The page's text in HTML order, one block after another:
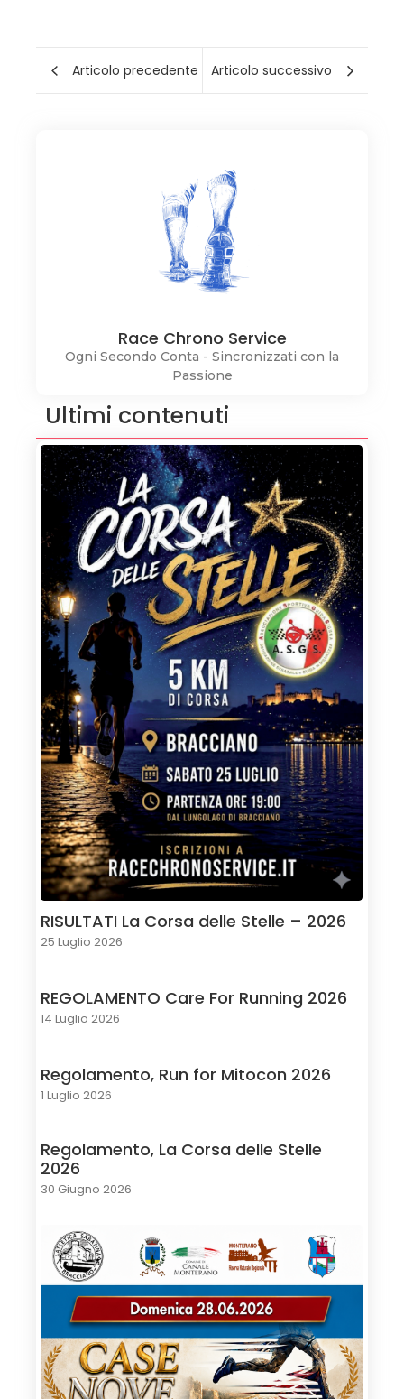
Articolo precedente Articolo successivo
Race Chrono Service
Ogni Secondo Conta - Sincronizzati con la
Passione
Ultimi contenuti
RISULTATI La Corsa delle Stelle – 2026
25 Luglio 2026
REGOLAMENTO Care For Running 2026
14 Luglio 2026
Regolamento, Run for Mitocon 2026
1 Luglio 2026
Regolamento, La Corsa delle Stelle
2026
30 Giugno 2026